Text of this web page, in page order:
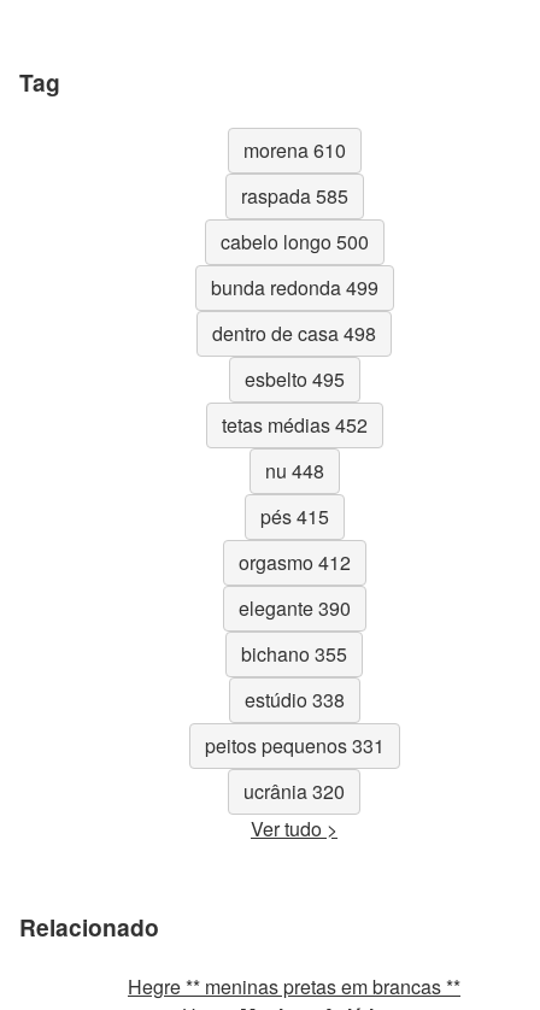
Tag
morena 610
raspada 585
cabelo longo 500
bunda redonda 499
dentro de casa 498
esbelto 495
tetas médias 452
nu 448
pés 415
orgasmo 412
elegante 390
bichano 355
estúdio 338
peitos pequenos 331
ucrânia 320
Ver tudo >
Relacionado
Hegre ** meninas pretas em brancas **